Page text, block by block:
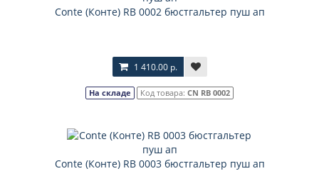
Соnte (Конте) RB 0002 бюстгальтер пуш ап
1 410.00 р.
На складе Код товара: CN RB 0002
Соnte (Конте) RB 0003 бюстгальтер пуш ап